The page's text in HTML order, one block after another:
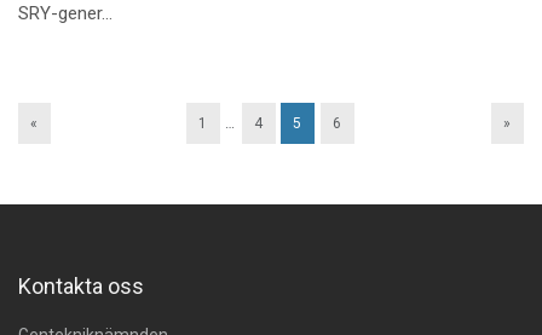
SRY-gener…
« 1 … 4 5 6 »
Kontakta oss